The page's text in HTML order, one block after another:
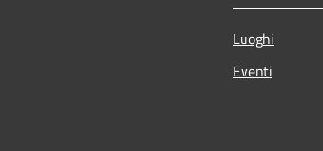
Luoghi
Eventi